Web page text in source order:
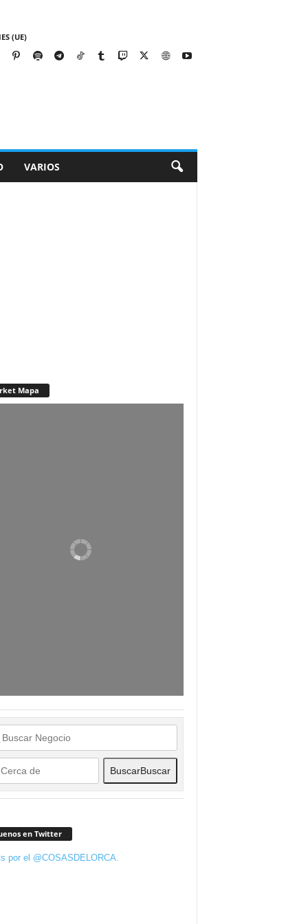
(UE)
VARIOS
Mapa
BuscarBuscar
en Twitter
por el @COSASDELORCA.